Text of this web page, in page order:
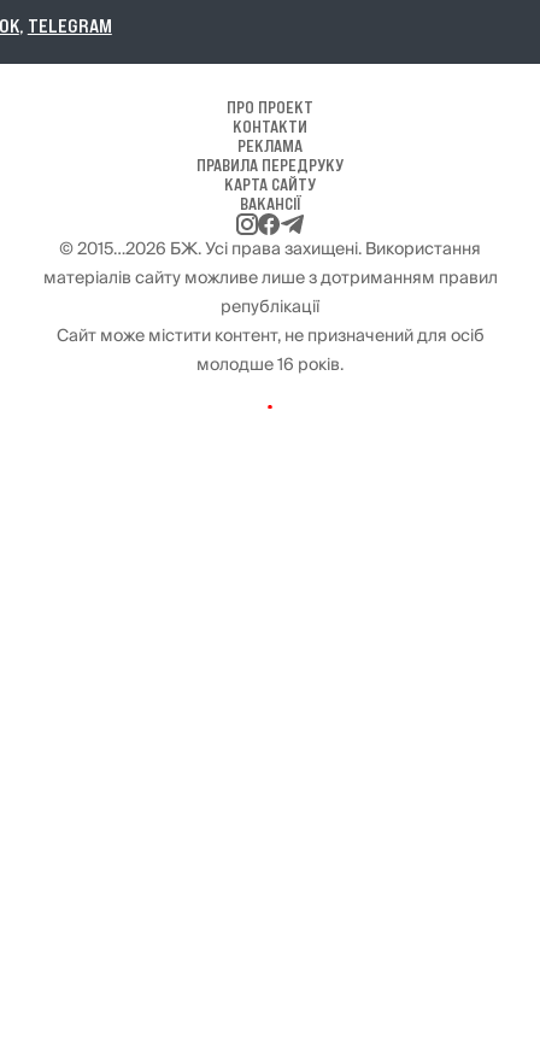
ПРО ПРОЕКТ
КОНТАКТИ
РЕКЛАМА
ПРАВИЛА ПЕРЕДРУКУ
КАРТА САЙТУ
ВАКАНСІЇ
© 2015…2026 БЖ. Усі права захищені. Використання
матеріалів сайту можливе лише з дотриманням правил
републікації
Сайт може містити контент, не призначений для осіб
молодше 16 років.